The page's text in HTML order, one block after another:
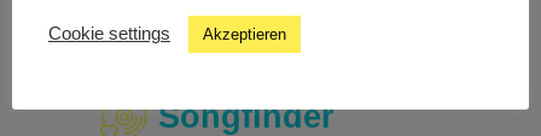
Studiochat
Songfinder
Cookie settings Akzeptieren